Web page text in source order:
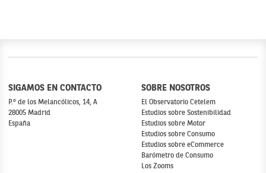
SIGAMOS EN CONTACTO
P.º de los Melancólicos, 14, A
28005 Madrid
España
SOBRE NOSOTROS
El Observatorio Cetelem
Estudios sobre Sostenibilidad
Estudios sobre Motor
Estudios sobre Consumo
Estudios sobre eCommerce
Barómetro de Consumo
Los Zooms